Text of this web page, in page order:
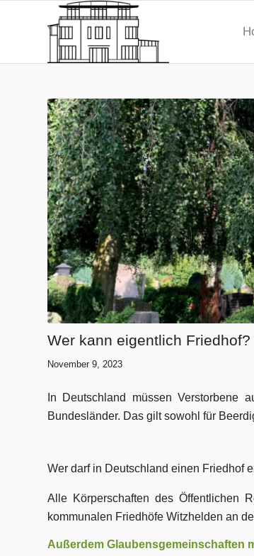
Wer kann eigentlich Friedhof?
November 9, 2023
In Deutschland müssen Verstorbene
Bundesländer. Das gilt sowohl für
Wer darf in Deutschland einen Friedhof
Alle Körperschaften des Öffentlichen
kommunalen Friedhöfe Witzhelden an
Außerdem Glaubensgemeinschaften